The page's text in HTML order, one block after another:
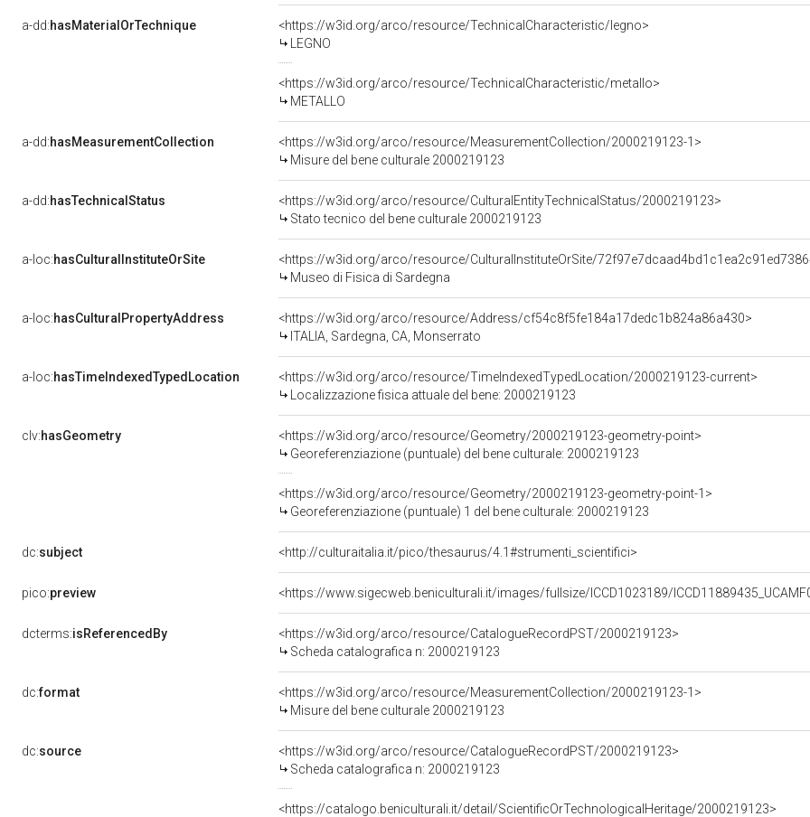
a-dd:hasMaterialOrTechnique
<https://w3id.org/arco/resource/TechnicalCharacteristic/legno>
LEGNO
<https://w3id.org/arco/resource/TechnicalCharacteristic/metallo>
METALLO
a-dd:hasMeasurementCollection
<https://w3id.org/arco/resource/MeasurementCollection/2000219123-1>
Misure del bene culturale 2000219123
a-dd:hasTechnicalStatus
<https://w3id.org/arco/resource/CulturalEntityTechnicalStatus/2000219123>
Stato tecnico del bene culturale 2000219123
a-loc:hasCulturalInstituteOrSite
<https://w3id.org/arco/resource/CulturalInstituteOrSite/
Museo di Fisica di Sardegna
a-loc:hasCulturalPropertyAddress
<https://w3id.org/arco/resource/Address/cf54c8f5fe184a17dedc1b824a86a430>
ITALIA, Sardegna, CA, Monserrato
a-loc:hasTimeIndexedTypedLocation
<https://w3id.org/arco/resource/TimeIndexedTypedLocation/2000219123-current>
Localizzazione fisica attuale del bene: 2000219123
clv:hasGeometry
<https://w3id.org/arco/resource/Geometry/2000219123-geometry-point>
Georeferenziazione (puntuale) del bene culturale: 2000219123
<https://w3id.org/arco/resource/Geometry/2000219123-geometry-point-1>
Georeferenziazione (puntuale) 1 del bene culturale: 2000219123
dc:subject <http://culturaitalia.it/pico/thesaurus/4.1#strumenti_scientifici>
pico:preview <https://www.sigecweb.beniculturali.it/images/fullsize/ICCD1023189/
dcterms:isReferencedBy
<https://w3id.org/arco/resource/CatalogueRecordPST/2000219123>
Scheda catalografica n: 2000219123
dc:format
<https://w3id.org/arco/resource/MeasurementCollection/2000219123-1>
Misure del bene culturale 2000219123
dc:source
<https://w3id.org/arco/resource/CatalogueRecordPST/2000219123>
Scheda catalografica n: 2000219123
<https://catalogo.beniculturali.it/detail/ScientificOrTechnologicalHeritage/2000219123>